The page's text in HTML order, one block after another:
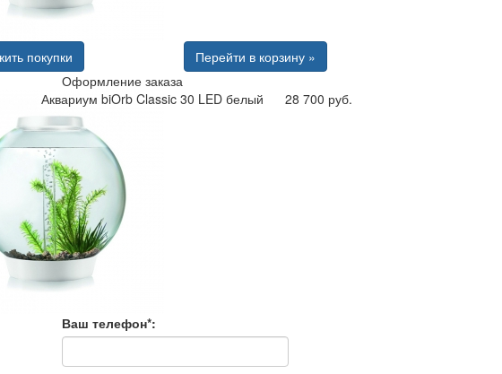
покупки
Перейти в корзину »
Оформление заказа
Аквариум biOrb Classic 30 LED белый
28 700 руб.
Ваш телефон*: